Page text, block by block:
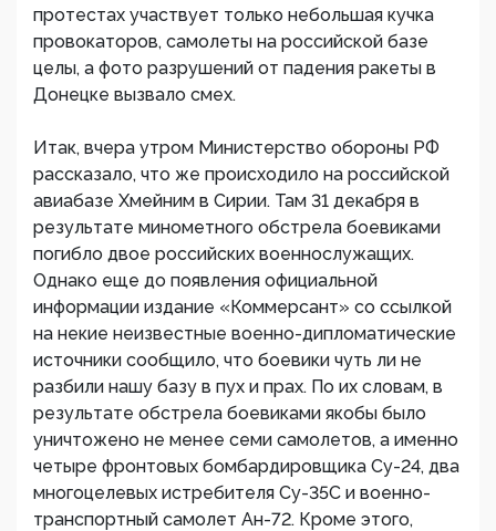
протестах участвует только небольшая кучка
провокаторов, самолеты на российской базе
целы, а фото разрушений от падения ракеты в
Донецке вызвало смех.
Итак, вчера утром Министерство обороны РФ
рассказало, что же происходило на российской
авиабазе Хмейним в Сирии. Там 31 декабря в
результате минометного обстрела боевиками
погибло двое российских военнослужащих.
Однако еще до появления официальной
информации издание «Коммерсант» со ссылкой
на некие неизвестные военно-дипломатические
источники сообщило, что боевики чуть ли не
разбили нашу базу в пух и прах. По их словам, в
результате обстрела боевиками якобы было
уничтожено не менее семи самолетов, а именно
четыре фронтовых бомбардировщика Су-24, два
многоцелевых истребителя Су-35С и военно-
транспортный самолет Ан-72. Кроме этого,